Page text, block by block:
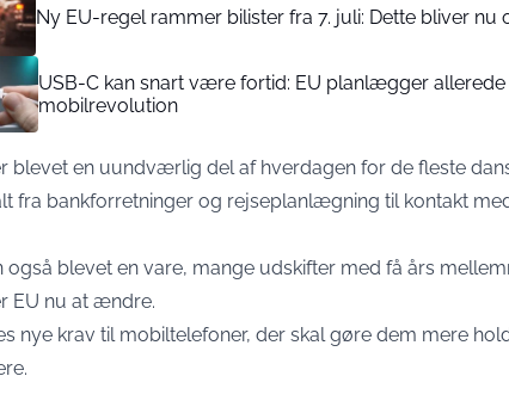
Ny EU-regel rammer bilister fra 7. juli: Dette bliver nu
USB-C kan snart være fortid: EU planlægger
mobilrevolution
blevet en uundværlig del af hverdagen for de fleste
fra bankforretninger og rejseplanlægning til kontakt
også blevet en vare, mange udskifter med få års
EU nu at ændre.
nye krav til mobiltelefoner, der skal gøre dem mere